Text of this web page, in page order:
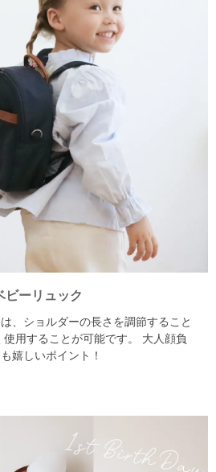
ビーリュック
、ショルダーの長さを調節すること
用することが可能です。
大人顔負
嬉しいポイント！